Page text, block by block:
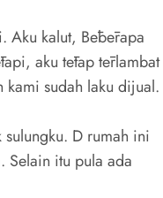
Aku kalut, Bēbērapa
aku tētap tērlambat
sudah laku dijual.
D rumah ini
Selain itu pula ada